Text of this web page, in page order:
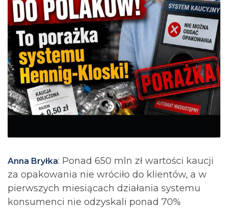
Anna Bryłka: Ponad 650 mln zł wartości kaucji
za opakowania nie wróciło do klientów, a w
pierwszych miesiącach działania systemu
konsumenci nie odzyskali ponad 70%